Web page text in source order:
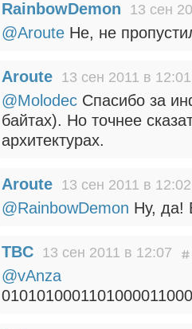
RainbowDemon 13 сен
@Aroute Не, не
Aroute 13 сен 2011 в 12:01
@Molodec Спасибо за
байтах). Но точнее
архитектурах.
Aroute 13 сен 2011 в 12:02
@RainbowDemon Ну, да!
TBC 13 сен 2011 в 12:07
@vAnza